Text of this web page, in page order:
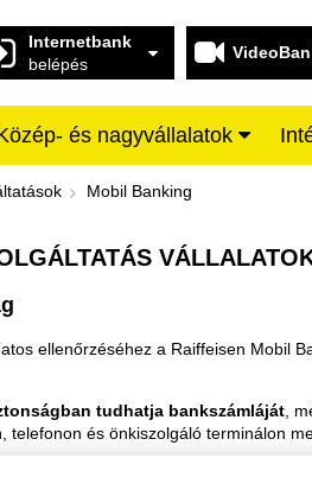
Internetbank
belépés
és nagyvállalatok
Raiffeisen
Mobil Banking
ellenőrzéséhez a Raiffeisen Mobil
tudhatja bankszámláját ,
telefonon és önkiszolgáló terminálon